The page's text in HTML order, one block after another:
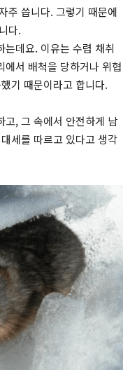
주 씁니다. 그렇기 때문에
다.
는데요. 이유는 수렵 채취
에서 배척을 당하거나 위협
기 때문이라고 합니다.
고, 그 속에서 안전하게 남
세를 따르고 있다고 생각